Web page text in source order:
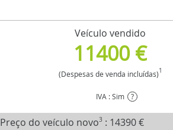
Veículo vendido
11400 €
(Despesas de venda incluídas)1
IVA : Sim ?
Preço do veículo novo3 : 14390 €